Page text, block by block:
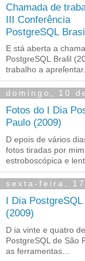
Chamada de
III Conferência
PostgreSQL
E stá aberta a
PostgreSQL Braſil
trabalho a
domingo, 10
Fotos do I Dia
Paulo (2009)
D epois de vários
fotos tiradas por
estroboscópica e
sexta-feira,
I Dia
(2009)
D ia vinte e quatro
PostgreSQL de São
as ferramentas...